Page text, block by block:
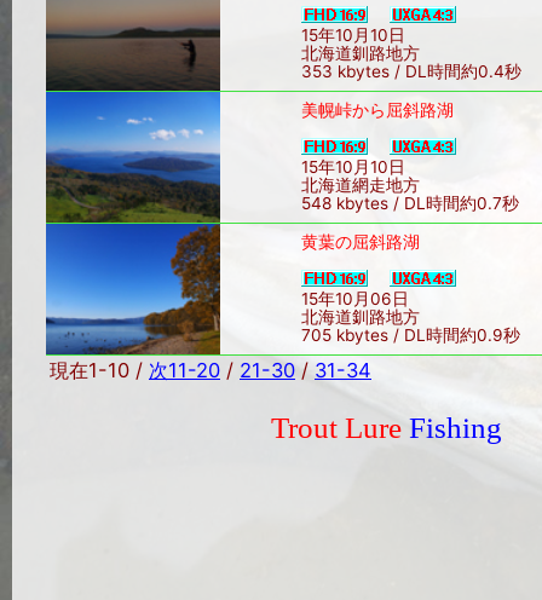
15年10月10日
北海道釧路地方
353 kbytes / DL時間約0.4秒
美幌峠から屈斜路湖
15年10月10日
北海道網走地方
548 kbytes / DL時間約0.7秒
黄葉の屈斜路湖
15年10月06日
北海道釧路地方
705 kbytes / DL時間約0.9秒
現在1-10 / 次11-20 / 21-30 / 31-34
Trout Lure Fishing